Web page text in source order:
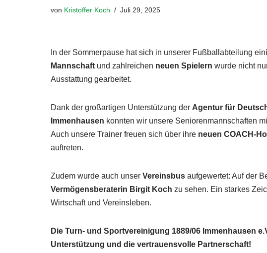
von Kristoffer Koch Juli 29, 2025
In der Sommerpause hat sich in unserer Fußballabteilung
Mannschaft und zahlreichen neuen Spielern wurde nicht
Ausstattung gearbeitet.
Dank der großartigen Unterstützung der Agentur für
Immenhausen konnten wir unsere Seniorenmannschaften
Auch unsere Trainer freuen sich über ihre neuen COACH-
auftreten.
Zudem wurde auch unser Vereinsbus aufgewertet: Auf der
Vermögensberaterin Birgit Koch zu sehen. Ein starkes
Wirtschaft und Vereinsleben.
Die Turn- und Sportvereinigung 1889/06 Immenhausen
Unterstützung und die vertrauensvolle Partnerschaft!